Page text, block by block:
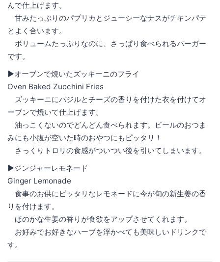
んで仕上げます。
甘みたっぷりのパプリカとジューシーなナスがチキンパテ
とよく合います。
ボリュームたっぷりなのに、さっぱり食べられるバーガー
です。
▶︎オーブンで焼いたズッキーニのフライ
Oven Baked Zucchini Fries
ズッキーニにバジルとチーズの香りを付けた衣を付けてオ
ーブンで焼いて仕上げます。
油っこくないのでどんどん食べられます。ビールのおつま
みにも小腹が空いた時のおやつにもピッタリ！
さっくりトロリの食感がついつい後を引いてしまいます。
▶︎ジンジャーレモネード
Ginger Lemonade
食事のお供にピッタリなレモネードに今が旬の新生姜の香
りを付けます。
ほのかな生姜の香りが食欲をアップさせてくれます。
お好みでお好きなハーブを浮かべても美味しいドリンクで
す。